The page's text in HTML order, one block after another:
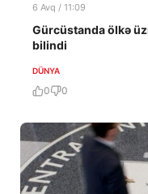
6 Avq / 11:09
Gürcüstanda ölkə
bilindi
DÜNYA
0 0